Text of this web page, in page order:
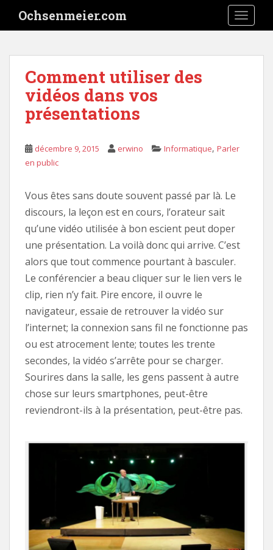
i
Ochsenmeier.com
Comment utiliser des
vidéos dans vos
présentations
décembre 9, 2015 erwino Informatique, Parler
en public
Vous êtes sans doute souvent passé par là. Le
discours, la leçon est en cours, l’orateur sait
qu’une vidéo utilisée à bon escient peut doper
une présentation. La voilà donc qui arrive. C’est
alors que tout commence pourtant à basculer.
Le conférencier a beau cliquer sur le lien vers le
clip, rien n’y fait. Pire encore, il ouvre le
navigateur, essaie de retrouver la vidéo sur
l’internet; la connexion sans fil ne fonctionne pas
ou est atrocement lente; toutes les trente
secondes, la vidéo s’arrête pour se charger.
Sourires dans la salle, les gens passent à autre
chose sur leurs smartphones, peut-être
reviendront-ils à la présentation, peut-être pas.